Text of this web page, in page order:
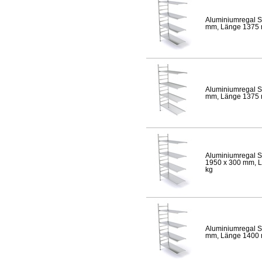
Aluminiumregal
mm, Länge 1375
Aluminiumregal
mm, Länge 1375
Aluminiumregal
1950 x 300 mm,
kg
Aluminiumregal
mm, Länge 1400